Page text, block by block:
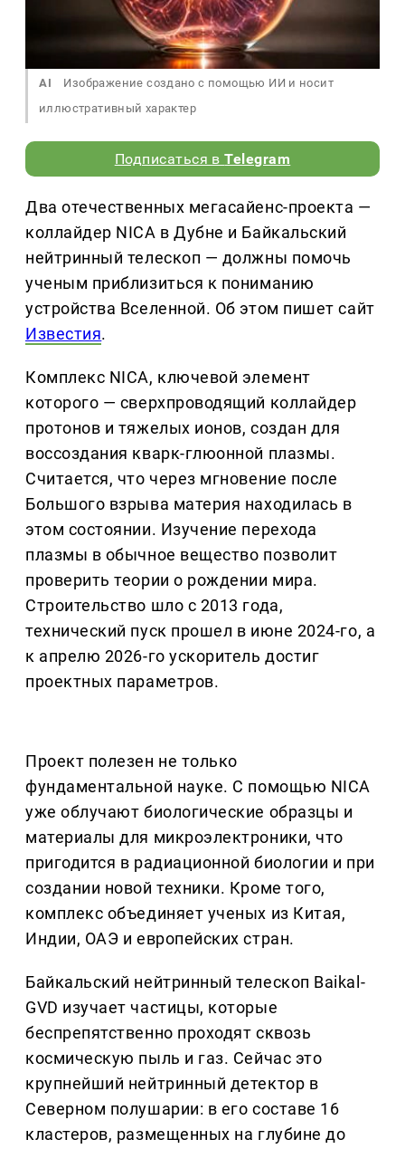
AI
Изображение создано с помощью ИИ и носит
иллюстративный характер
Подписаться вTelegram
Два отечественных мегасайенс-проекта —
коллайдер NICA в Дубне и Байкальский
нейтринный телескоп — должны помочь
ученым приблизиться к пониманию
устройства Вселенной. Об этом пишет сайт
Известия.
Комплекс NICA, ключевой элемент
которого — сверхпроводящий коллайдер
протонов и тяжелых ионов, создан для
воссоздания кварк-глюонной плазмы.
Считается, что через мгновение после
Большого взрыва материя находилась в
этом состоянии. Изучение перехода
плазмы в обычное вещество позволит
проверить теории о рождении мира.
Строительство шло с 2013 года,
технический пуск прошел в июне 2024-го, а
к апрелю 2026-го ускоритель достиг
проектных параметров.
Проект полезен не только
фундаментальной науке. С помощью NICA
уже облучают биологические образцы и
материалы для микроэлектроники, что
пригодится в радиационной биологии и при
создании новой техники. Кроме того,
комплекс объединяет ученых из Китая,
Индии, ОАЭ и европейских стран.
Байкальский нейтринный телескоп Baikal-
GVD изучает частицы, которые
беспрепятственно проходят сквозь
космическую пыль и газ. Сейчас это
крупнейший нейтринный детектор в
Северном полушарии: в его составе 16
кластеров, размещенных на глубине до